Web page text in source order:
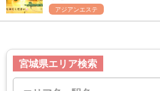
アジアンエステ
宮城県エリア検索